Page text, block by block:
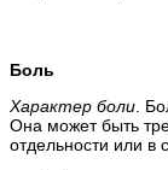
Боль
Характер боли.
Она может быть
отдельности или в